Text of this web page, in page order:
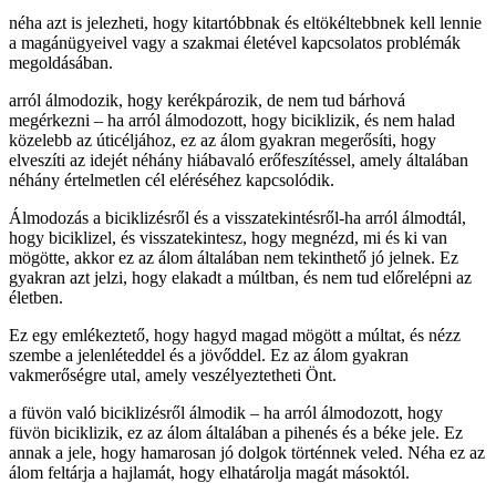
néha azt is jelezheti, hogy kitartóbbnak és eltökéltebbnek kell lennie
a magánügyeivel vagy a szakmai életével kapcsolatos problémák
megoldásában.
arról álmodozik, hogy kerékpározik, de nem tud bárhová
megérkezni – ha arról álmodozott, hogy biciklizik, és nem halad
közelebb az úticéljához, ez az álom gyakran megerősíti, hogy
elveszíti az idejét néhány hiábavaló erőfeszítéssel, amely általában
néhány értelmetlen cél eléréséhez kapcsolódik.
Álmodozás a biciklizésről és a visszatekintésről-ha arról álmodtál,
hogy biciklizel, és visszatekintesz, hogy megnézd, mi és ki van
mögötte, akkor ez az álom általában nem tekinthető jó jelnek. Ez
gyakran azt jelzi, hogy elakadt a múltban, és nem tud előrelépni az
életben.
Ez egy emlékeztető, hogy hagyd magad mögött a múltat, és nézz
szembe a jelenléteddel és a jövőddel. Ez az álom gyakran
vakmerőségre utal, amely veszélyeztetheti Önt.
a füvön való biciklizésről álmodik – ha arról álmodozott, hogy
füvön biciklizik, ez az álom általában a pihenés és a béke jele. Ez
annak a jele, hogy hamarosan jó dolgok történnek veled. Néha ez az
álom feltárja a hajlamát, hogy elhatárolja magát másoktól.